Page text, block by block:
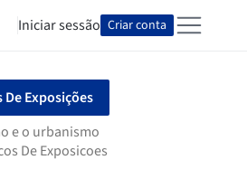
Iniciar sessão Criar conta
De Exposições
e o urbanismo
De Exposicoes